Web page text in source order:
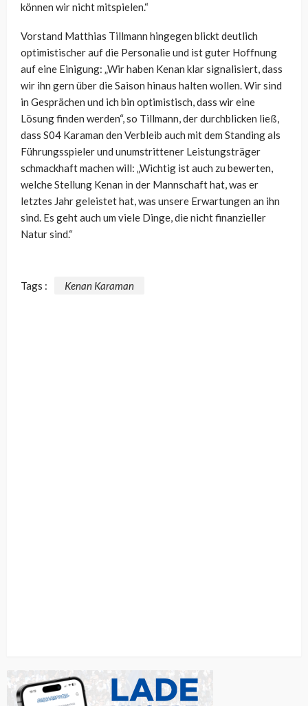
können wir nicht mitspielen.“
Vorstand Matthias Tillmann hingegen blickt deutlich
optimistischer auf die Personalie und ist guter Hoffnung
auf eine Einigung: „Wir haben Kenan klar signalisiert, dass
wir ihn gern über die Saison hinaus halten wollen. Wir sind
in Gesprächen und ich bin optimistisch, dass wir eine
Lösung finden werden“, so Tillmann, der durchblicken ließ,
dass S04 Karaman den Verbleib auch mit dem Standing als
Führungsspieler und unumstrittener Leistungsträger
schmackhaft machen will: „Wichtig ist auch zu bewerten,
welche Stellung Kenan in der Mannschaft hat, was er
letztes Jahr geleistet hat, was unsere Erwartungen an ihn
sind. Es geht auch um viele Dinge, die nicht finanzieller
Natur sind.“
Tags : Kenan Karaman